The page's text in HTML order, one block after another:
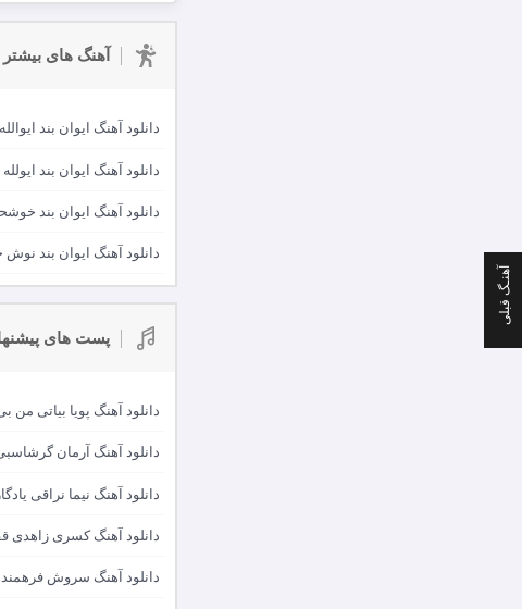
آهنگ های بیشتر
دانلود آهنگ ایوان بند
دانلود آهنگ ایوان بند
دانلود آهنگ ایوان بند
دانلود آهنگ ایوان بند نوش
پست های
دانلود آهنگ پویا بیاتی من
دانلود آهنگ آرمان
دانلود آهنگ نیما نراقی
دانلود آهنگ کسری زاهدی
دانلود آهنگ سروش فرهمند
آهنـگ قبلی